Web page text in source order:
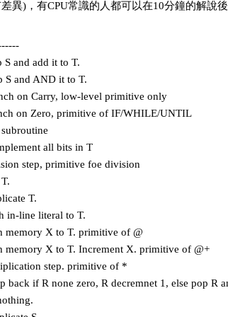
異)，有CPU常識的人都可以在10分鐘的解說
S and add it to T.
S and AND it to T.
on Carry, low-level primitive only
on Zero, primitive of IF/WHILE/UNTIL
all bits in T
step, primitive foe division
T.
in-line literal to T.
memory X to T. primitive of @
memory X to T. Increment X. primitive of @+
step. primitive of *
back if R none zero, R decremnet 1, else pop R